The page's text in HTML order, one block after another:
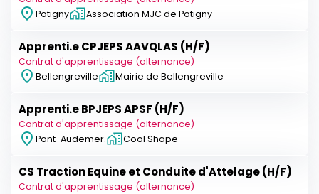
Potigny
Association MJC de Potigny
Apprenti.e CPJEPS AAVQLAS (H/F)
Contrat d'apprentissage (alternance)
Bellengreville
Mairie de Bellengreville
Apprenti.e BPJEPS APSF (H/F)
Contrat d'apprentissage (alternance)
Pont-Audemer.
Cool Shape
CS Traction Equine et Conduite d'Attelage (H/F)
Contrat d'apprentissage (alternance)